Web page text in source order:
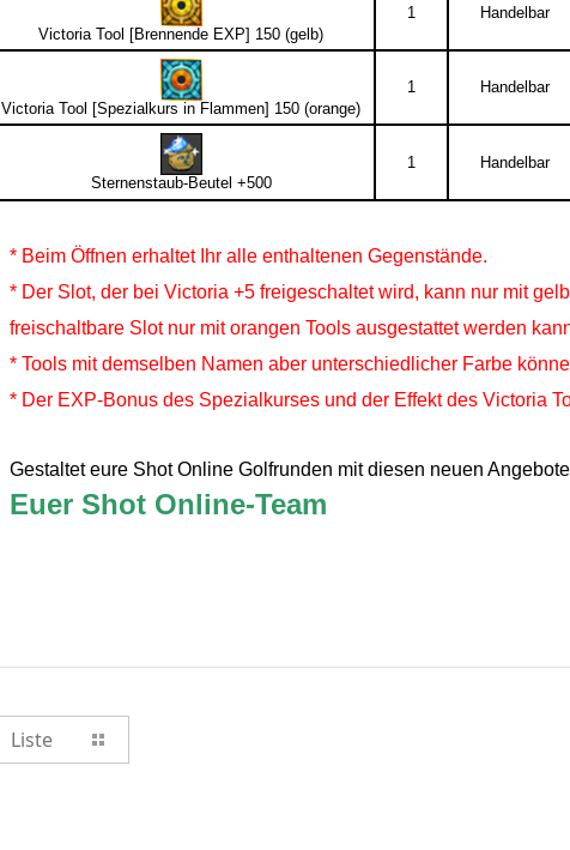
Victoria Tool [Brennende EXP] 150 (gelb)
1 Handelbar
Victoria Tool [Spezialkurs in Flammen] 150 (orange)
1 Handelbar
Sternenstaub-Beutel +500
1 Handelbar
* Beim Öffnen erhaltet Ihr alle enthaltenen Gegenstände.
* Der Slot, der bei Victoria +5 freigeschaltet wird, kann nur mit
freischaltbare Slot nur mit orangen Tools ausgestattet werden
* Tools mit demselben Namen aber unterschiedlicher Farbe
* Der EXP-Bonus des Spezialkurses und der Effekt des Victoria
Gestaltet eure Shot Online Golfrunden mit diesen neuen
Euer Shot Online-Team
Liste